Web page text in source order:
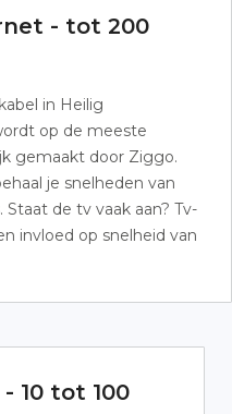
- tot 200
in Heilig
op de meeste
gemaakt door Ziggo.
je snelheden van
de tv vaak aan? Tv-
invloed op snelheid van
- 10 tot 100